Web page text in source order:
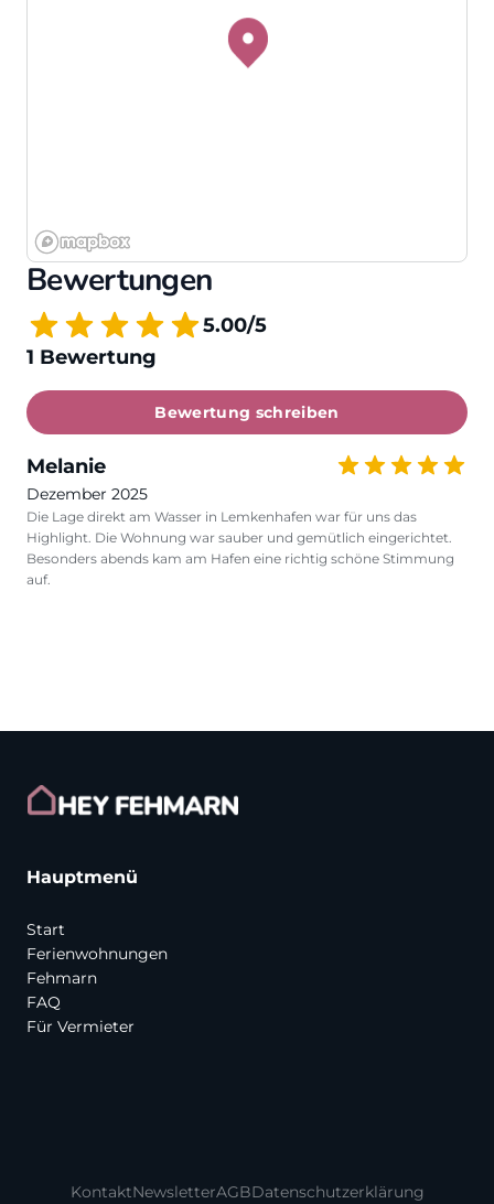
Bewertungen
5.00/5
1 Bewertung
Bewertung schreiben
Melanie
Dezember 2025
Die Lage direkt am Wasser in Lemkenhafen war für uns das
Highlight. Die Wohnung war sauber und gemütlich eingerichtet.
Besonders abends kam am Hafen eine richtig schöne Stimmung
auf.
Hauptmenü
Start
Ferienwohnungen
Fehmarn
FAQ
Für Vermieter
KontaktNewsletterAGBDatenschutzerklärung